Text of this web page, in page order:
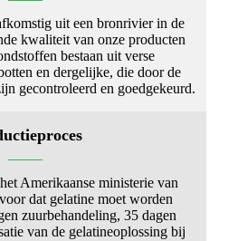
uit een bronrivier in de
kwaliteit van onze producten
bestaan ​​uit verse
en dergelijke, die door de
gecontroleerd en goedgekeurd.
Amerikaanse ministerie van
dat gelatine moet worden
zuurbehandeling, 35 dagen
van de gelatineoplossing bij